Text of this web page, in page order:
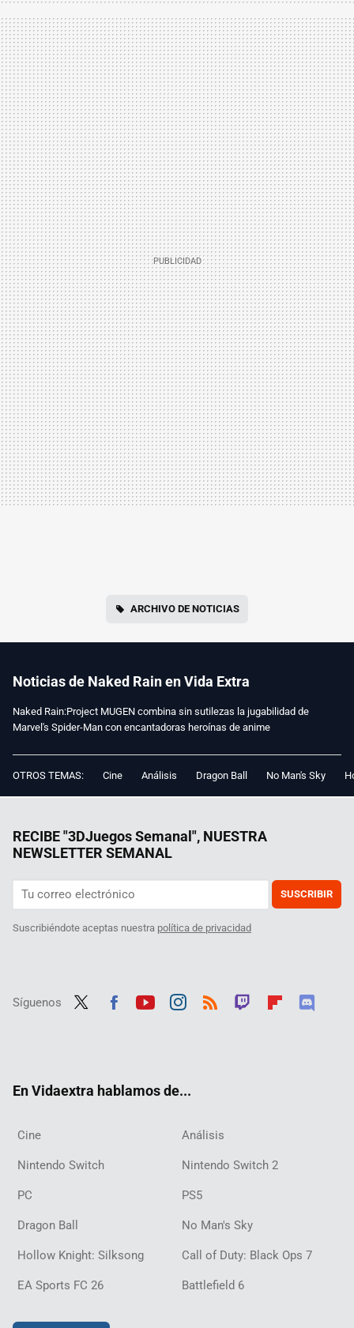
ARCHIVO DE NOTICIAS
Noticias de Naked Rain en Vida Extra
Naked Rain:Project MUGEN combina sin sutilezas la jugabilidad de
Marvel's Spider-Man con encantadoras heroínas de anime
OTROS TEMAS: Cine Análisis Dragon Ball No Man's Sky
RECIBE "3DJuegos Semanal", NUESTRA
NEWSLETTER SEMANAL
SUSCRIBIR
Suscribiéndote aceptas nuestra política de privacidad
Síguenos
En Vidaextra hablamos de...
Cine Análisis
Nintendo Switch Nintendo Switch 2
PC PS5
Dragon Ball No Man's Sky
Hollow Knight: Silksong Call of Duty: Black Ops 7
EA Sports FC 26 Battlefield 6